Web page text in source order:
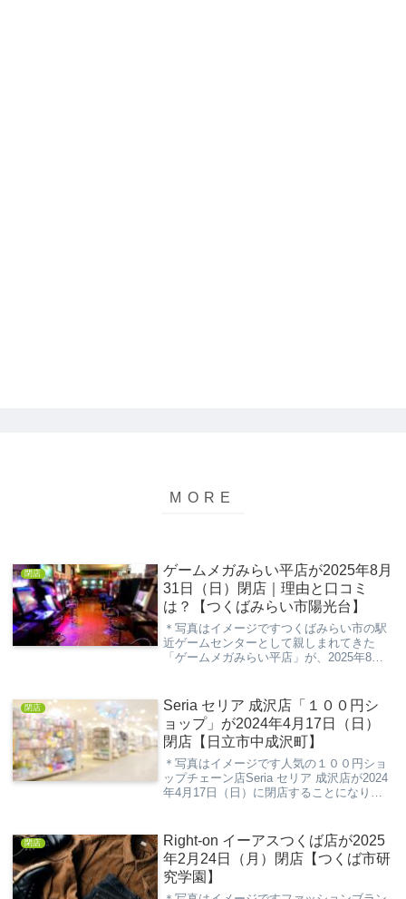
閉店
ゲームメガみらい平店が2025年8月
31日（日）閉店｜理由と口コミ
は？【つくばみらい市陽光台】
＊写真はイメージですつくばみらい市の駅
近ゲームセンターとして親しまれてきた
「ゲームメガみらい平店」が、2025年8月
や格ゲーなどの機種が豊富だっただけに、
地元のフ...
閉店
Seria セリア 成沢店「１００円シ
ョップ」が2024年4月17日（日）
閉店【日立市中成沢町】
＊写真はイメージです人気の１００円ショ
ップチェーン店Seria セリア 成沢店が2024
年4月17日（日）に閉店することになりま
す。※ 記事作成時の情報の為...
閉店
Right-on イーアスつくば店が2025
年2月24日（月）閉店【つくば市研
究学園】